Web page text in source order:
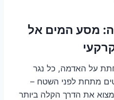
מסע המים אל
על האדמה, כל נגר
מתחת לפני השטח –
את הדרך הקלה ביותר